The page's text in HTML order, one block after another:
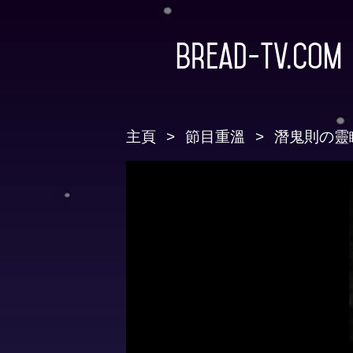
Bread-TV.com
主頁 節目重溫 潛鬼則の靈